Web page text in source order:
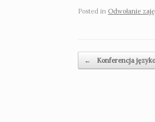
Posted in Odwołanie
Post navigation
← Konferencja